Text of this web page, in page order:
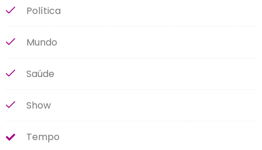
Política
Mundo
Saúde
Show
Tempo